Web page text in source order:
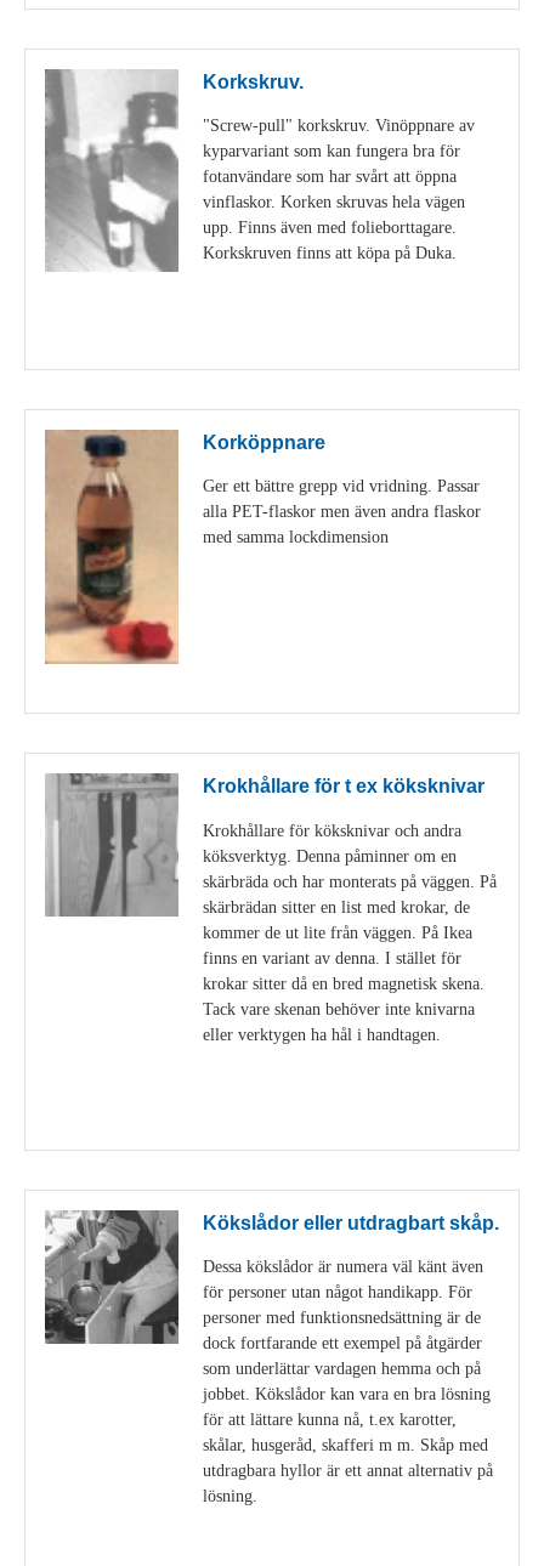
Korkskruv.
"Screw-pull" korkskruv. Vinöppnare av
kyparvariant som kan fungera bra för
fotanvändare som har svårt att öppna
vinflaskor. Korken skruvas hela vägen
upp. Finns även med folieborttagare.
Korkskruven finns att köpa på Duka.
Korköppnare
Ger ett bättre grepp vid vridning. Passar
alla PET-flaskor men även andra flaskor
med samma lockdimension
Krokhållare för t ex köksknivar
Krokhållare för köksknivar och andra
köksverktyg. Denna påminner om en
skärbräda och har monterats på väggen. På
skärbrädan sitter en list med krokar, de
kommer de ut lite från väggen. På Ikea
finns en variant av denna. I stället för
krokar sitter då en bred magnetisk skena.
Tack vare skenan behöver inte knivarna
eller verktygen ha hål i handtagen.
Kökslådor eller utdragbart skåp.
Dessa kökslådor är numera väl känt även
för personer utan något handikapp. För
personer med funktionsnedsättning är de
dock fortfarande ett exempel på åtgärder
som underlättar vardagen hemma och på
jobbet. Kökslådor kan vara en bra lösning
för att lättare kunna nå, t.ex karotter,
skålar, husgeråd, skafferi m m. Skåp med
utdragbara hyllor är ett annat alternativ på
lösning.